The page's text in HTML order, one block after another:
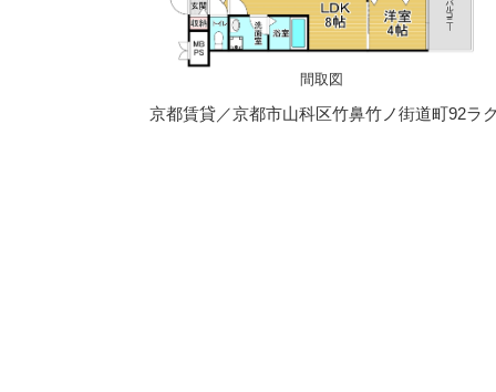
間取図
京都賃貸／京都市山科区竹鼻竹ノ街道町92ラ